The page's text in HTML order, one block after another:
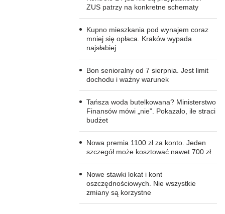
ZUS patrzy na konkretne schematy
Kupno mieszkania pod wynajem coraz
mniej się opłaca. Kraków wypada
najsłabiej
Bon senioralny od 7 sierpnia. Jest limit
dochodu i ważny warunek
Tańsza woda butelkowana? Ministerstwo
Finansów mówi „nie”. Pokazało, ile straci
budżet
Nowa premia 1100 zł za konto. Jeden
szczegół może kosztować nawet 700 zł
Nowe stawki lokat i kont
oszczędnościowych. Nie wszystkie
zmiany są korzystne